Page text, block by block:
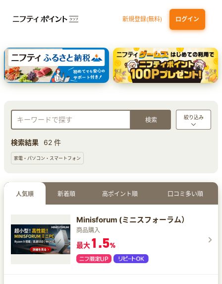
新規登録(無料) ログイン
三井住友カード ゴールド（NL）（家族カード発行） dカード GOLD
【実質初月無料】DMM | Disney+(ディズニープラス) セットプラン
SBI証券 確定拠出年金（iDeCo）
絞り込み
検索結果 62 件
家電・パソコン・スマートフォン
人気順 新着順 高ポイント順 口コミ多い順
Minisforum (ミニスフォーラム）
商品購入
最大1.5%